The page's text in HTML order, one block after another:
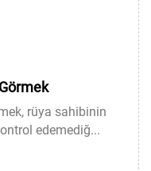
rüya sahibinin
edemediğ...